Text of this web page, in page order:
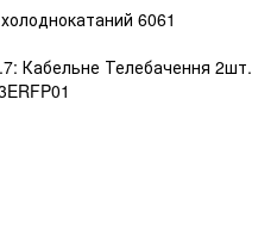
6061
Кабельне Телебачення 2шт.